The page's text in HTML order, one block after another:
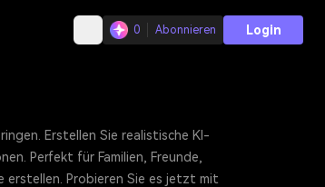
0 Abonnieren Login
Erstellen Sie realistische KI-
Perfekt für Familien, Freunde,
erstellen. Probieren Sie es jetzt mit